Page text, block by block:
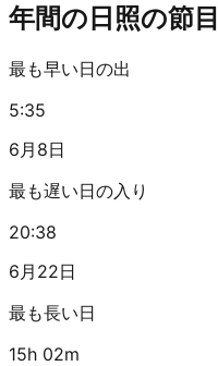
年間の日照の節目
最も早い日の出
5:35
6月8日
最も遅い日の入り
20:38
6月22日
最も長い日
15h 02m